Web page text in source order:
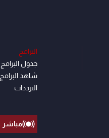
البرامج
جدول البرامج
شاهد البرامج
الترددات
مباشر